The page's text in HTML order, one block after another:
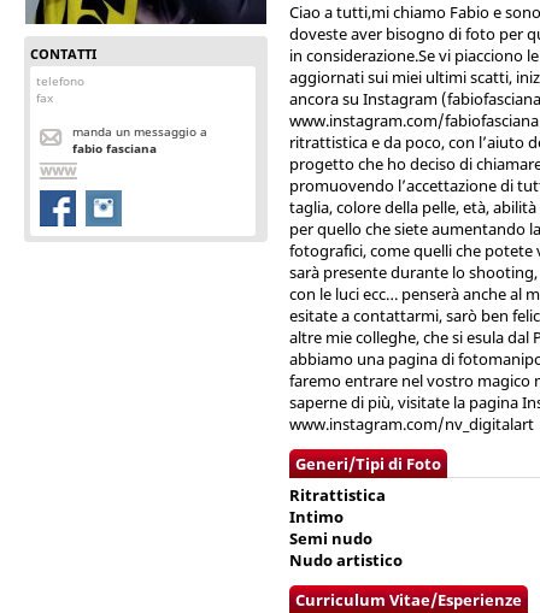
CONTATTI
telefono
fax
manda un messaggio a
fabio fasciana
Ciao a tutti,mi chiamo Fabio e
doveste aver bisogno di foto per
in considerazione.Se vi piacciono
aggiornati sui miei ultimi scatti,
ancora su Instagram
www.instagram.com/
ritrattistica e da poco, con l’aiuto
progetto che ho deciso di
promuovendo l’accettazione di
taglia, colore della pelle, età,
per quello che siete aumentando
fotografici, come quelli che potete
sarà presente durante lo
con le luci ecc… penserà anche al
esitate a contattarmi, sarò ben
altre mie colleghe, che si esula
abbiamo una pagina di
faremo entrare nel vostro magico
saperne di più, visitate la pagina
www.instagram.com/nv_digitalart
Generi/Tipi di Foto
Ritrattistica
Intimo
Semi nudo
Nudo artistico
Curriculum Vitae/Esperienze